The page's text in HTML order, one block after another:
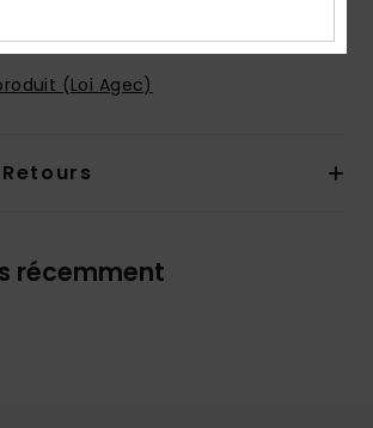
nylon recyclé, 48% nylon
(Loi Agec)
récemment